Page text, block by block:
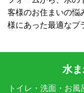
客様のお住まいの悩
様にあった最適なプ
水
トイレ・洗面・お